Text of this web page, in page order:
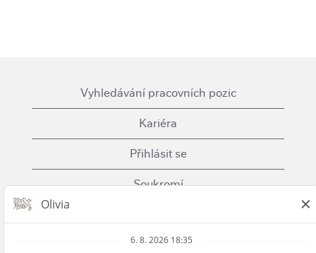
Vyhledávání pracovních pozic
Kariéra
Přihlásit se
Soukromí
Podmínky použití